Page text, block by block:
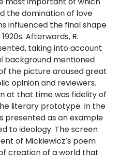
the domination of love
influenced the final shape
Afterwards, R.
taking into account
background mentioned
the picture aroused great
opinion and reviewers.
at that time was fidelity of
literary prototype. In the
presented as an example
to ideology. The screen
of Mickiewicz’s poem
creation of a world that